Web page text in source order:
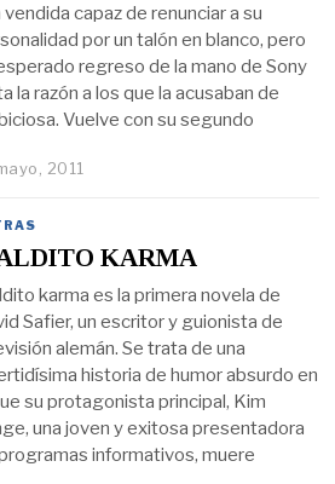
vendida capaz de renunciar a su
por un talón en blanco, pero
regreso de la mano de Sony
la razón a los que la acusaban de
Vuelve con su segundo
2011
KARMA
karma es la primera novela de
Safier, un escritor y guionista de
alemán. Se trata de una
historia de humor absurdo en
su protagonista principal, Kim
una joven y exitosa presentadora
informativos, muere